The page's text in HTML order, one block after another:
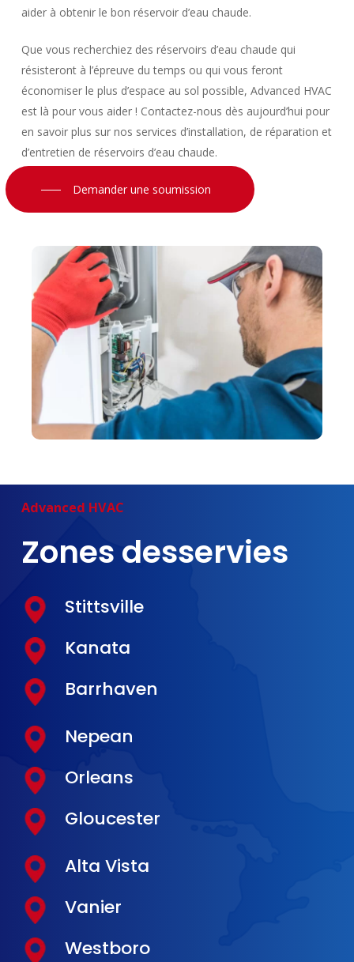
aider à obtenir le bon réservoir d’eau chaude.
Que vous recherchiez des réservoirs d’eau chaude qui
résisteront à l’épreuve du temps ou qui vous feront
économiser le plus d’espace au sol possible, Advanced HVAC
est là pour vous aider ! Contactez-nous dès aujourd’hui pour
en savoir plus sur nos services d’installation, de réparation et
d’entretien de réservoirs d’eau chaude.
Demander une soumission
Advanced HVAC
Zones desservies
Stittsville
Kanata
Barrhaven
Nepean
Orleans
Gloucester
Alta Vista
Vanier
Westboro